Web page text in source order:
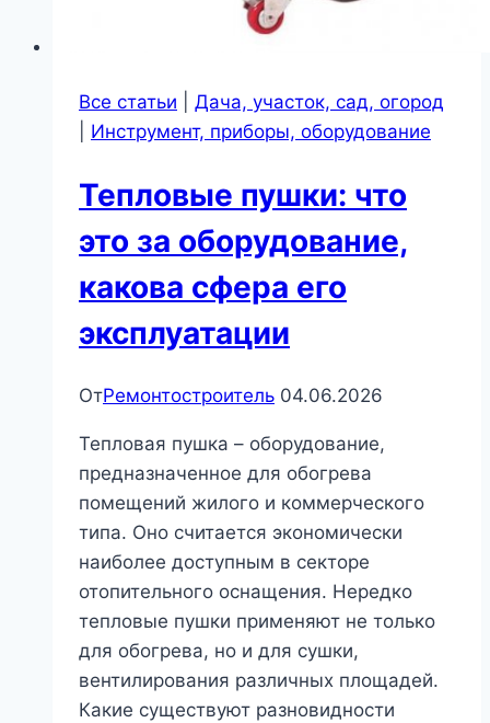
Все статьи
Дача, участок, сад, огород
Инструмент, приборы, оборудование
Тепловые пушки: что
это за оборудование,
какова сфера его
эксплуатации
ОтРемонтостроитель 04.06.2026
Тепловая пушка – оборудование,
предназначенное для обогрева
помещений жилого и коммерческого
типа. Оно считается экономически
наиболее доступным в секторе
отопительного оснащения. Нередко
тепловые пушки применяют не только
для обогрева, но и для сушки,
вентилирования различных площадей.
Какие существуют разновидности